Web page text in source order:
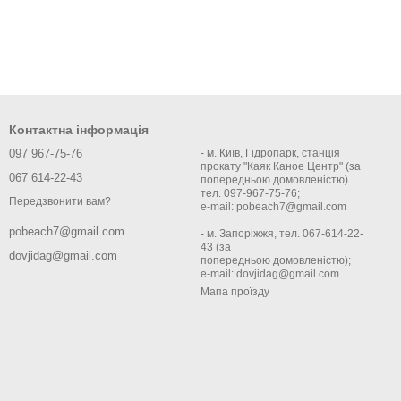
Контактна інформація
097 967-75-76
067 614-22-43
Передзвонити вам?
pobeach7@gmail.com
dovjidag@gmail.com
- м. Київ, Гідропарк, станція
прокату "Каяк Каное Центр" (за
попередньою домовленістю).
тел. 097-967-75-76;
e-mail: pobeach7@gmail.com
- м. Запоріжжя, тел. 067-614-22-
43 (за
попередньою домовленістю);
e-mail: dovjidag@gmail.com
Мапа проїзду